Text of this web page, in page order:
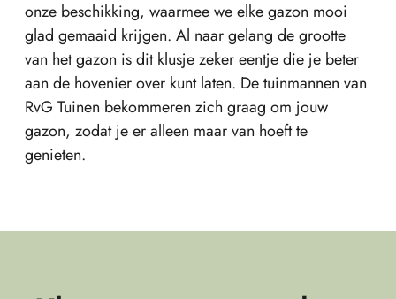
onze beschikking, waarmee we elke gazon mooi
glad gemaaid krijgen. Al naar gelang de grootte
van het gazon is dit klusje zeker eentje die je beter
aan de hovenier over kunt laten. De tuinmannen van
RvG Tuinen bekommeren zich graag om jouw
gazon, zodat je er alleen maar van hoeft te
genieten.